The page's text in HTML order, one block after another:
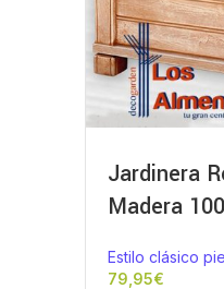
Jardinera
Madera
Estilo clásico
€